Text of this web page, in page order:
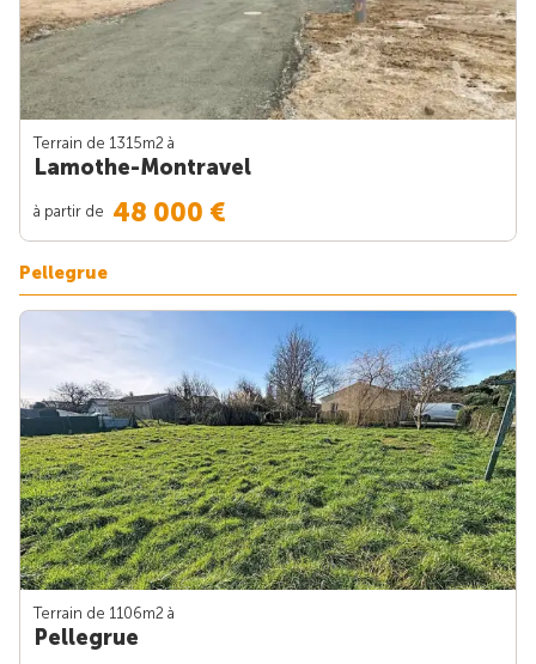
Terrain de 1315m2 à
Lamothe-Montravel
à partir de 48 000 €
Pellegrue
Terrain de 1106m2 à
Pellegrue